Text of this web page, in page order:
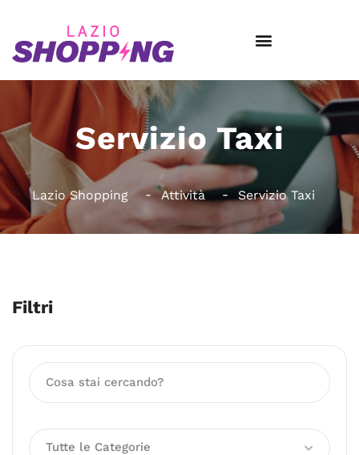
Servizio Taxi
Lazio Shopping Attività Servizio Taxi
Filtri
Tutte le Categorie